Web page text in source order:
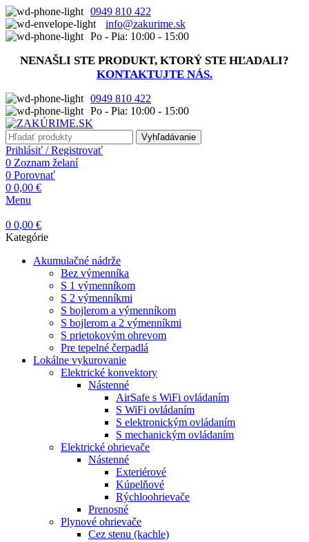
0949 810 422
info@zakurime.sk
Po - Pia: 10:00 - 15:00
NENAŠLI STE PRODUKT, KTORÝ STE HĽADALI?
KONTAKTUJTE NÁS.
0949 810 422
Po - Pia: 10:00 - 15:00
Vyhľadávanie
Prihlásiť / Registrovať
0 Zoznam želaní
0 Porovnať
0 0,00 €
Menu
0 0,00 €
Kategórie
Akumulačné nádrže
Bez výmenníka
S 1 výmenníkom
S 2 výmenníkmi
S bojlerom a výmenníkom
S bojlerom a 2 výmenníkmi
S prietokovým ohrevom
Pre tepelné čerpadlá
Lokálne vykurovanie
Elektrické konvektory
Nástenné
AirSafe s WiFi ovládaním
S WiFi ovládaním
S elektronickým ovládaním
S mechanickým ovládaním
Elektrické ohrievače
Nástenné
Exteriérové
Kúpelňové
Rýchloohrievače
Prenosné
Plynové ohrievače
Cez stenu (kachle)